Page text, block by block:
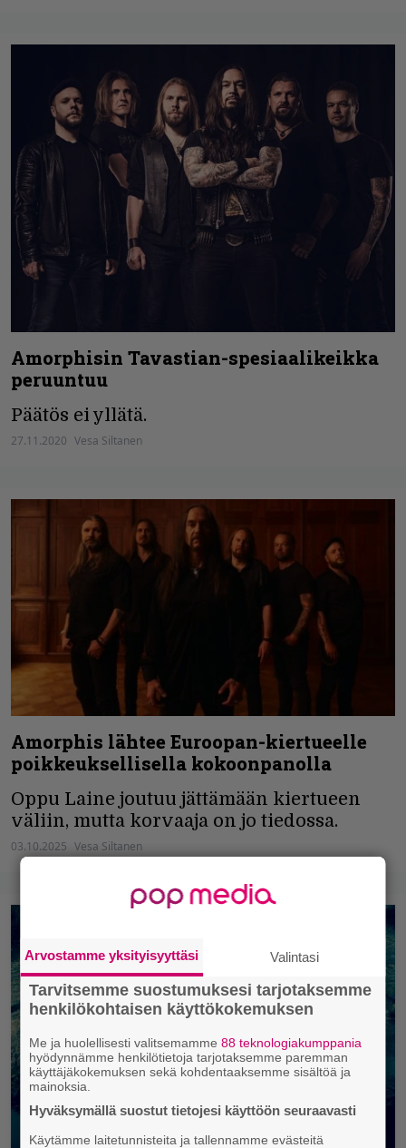
Amorphisin Tavastian-spesiaalikeikka
peruuntuu
Päätös ei yllätä.
27.11.2020 Vesa Siltanen
Amorphis lähtee Euroopan-kiertueelle
poikkeuksellisella kokoonpanolla
Oppu Laine joutuu jättämään kiertueen
väliin, mutta korvaaja on jo tiedossa.
03.10.2025 Vesa Siltanen
Arvostamme yksityisyyttäsi Valintasi
Tarvitsemme suostumuksesi tarjotaksemme
henkilökohtaisen käyttökokemuksen
Me ja huolellisesti valitsemamme88 teknologiakumppania
hyödynnämme henkilötietoja tarjotaksemme paremman
käyttäjäkokemuksen sekä kohdentaaksemme sisältöä ja
mainoksia.
Hyväksymällä suostut tietojesi käyttöön seuraavasti
Käytämme laitetunnisteita ja tallennamme evästeitä